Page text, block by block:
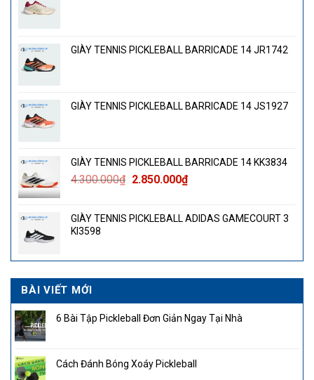
GIÀY TENNIS PICKLEBALL BARRICADE 14 JR1742
GIÀY TENNIS PICKLEBALL BARRICADE 14 JS1927
GIÀY TENNIS PICKLEBALL BARRICADE 14 KK3834
4.300.000₫ Giá
4.300.000₫.
2.850.000₫Giá
là:
GIÀY TENNIS PICKLEBALL ADIDAS GAMECOURT 3
KI3598
BÀI VIẾT MỚI
6 Bài Tập Pickleball Đơn Giản Ngay Tại Nhà
Cách Đánh Bóng Xoáy Pickleball